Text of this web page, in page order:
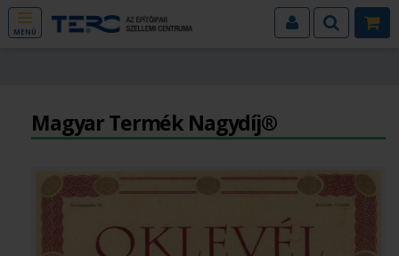
MENÜ
Magyar Termék Nagydíj®